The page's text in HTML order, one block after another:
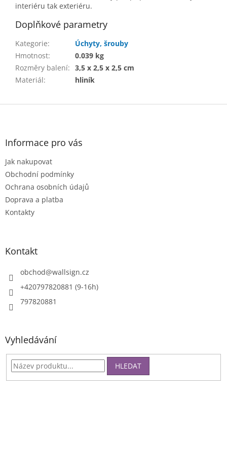
interiéru tak exteriéru.
Doplňkové parametry
Kategorie:
Úchyty, šrouby
Hmotnost:
0.039 kg
Rozměry balení: 3,5 x 2,5 x 2,5 cm
Materiál: hliník
Z
Informace pro vás
Jak nakupovat
Obchodní podmínky
Ochrana osobních údajů
Doprava a platba
Kontakty
Kontakt
obchod@wallsign.cz
+420797820881 (9-16h)
797820881
Vyhledávání
HLEDAT